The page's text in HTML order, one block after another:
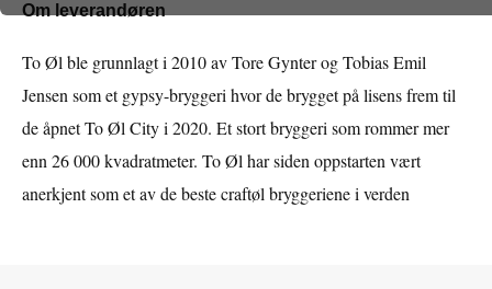
Om leverandøren
To Øl ble grunnlagt i 2010 av Tore Gynter og Tobias Emil
Jensen som et gypsy-bryggeri hvor de brygget på lisens frem til
de åpnet To Øl City i 2020. Et stort bryggeri som rommer mer
enn 26 000 kvadratmeter. To Øl har siden oppstarten vært
anerkjent som et av de beste craftøl bryggeriene i verden